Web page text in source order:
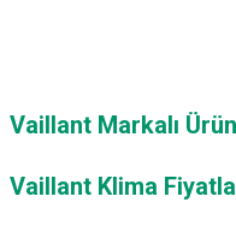
Vaillant Markalı
Vaillant Klima